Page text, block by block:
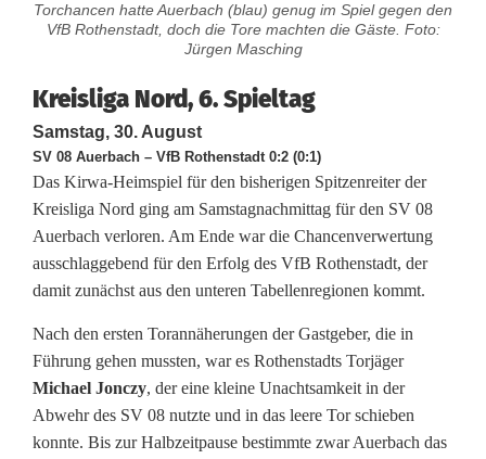
N
o
r
d
:
ä
u
m
Torchancen hatte Auerbach (blau) genug im Spiel gegen den
VfB Rothenstadt, doch die Tore machten die Gäste. Foto:
Jürgen Masching
Kreisliga Nord, 6. Spieltag
Samstag, 30. August
SV 08 Auerbach – VfB Rothenstadt 0:2 (0:1)
Das Kirwa-Heimspiel für den bisherigen Spitzenreiter der
Kreisliga Nord ging am Samstagnachmittag für den SV 08
Auerbach verloren. Am Ende war die Chancenverwertung
ausschlaggebend für den Erfolg des VfB Rothenstadt, der
damit zunächst aus den unteren Tabellenregionen kommt.
Nach den ersten Torannäherungen der Gastgeber, die in
Führung gehen mussten, war es Rothenstadts Torjäger
Michael Jonczy, der eine kleine Unachtsamkeit in der
Abwehr des SV 08 nutzte und in das leere Tor schieben
konnte. Bis zur Halbzeitpause bestimmte zwar Auerbach das